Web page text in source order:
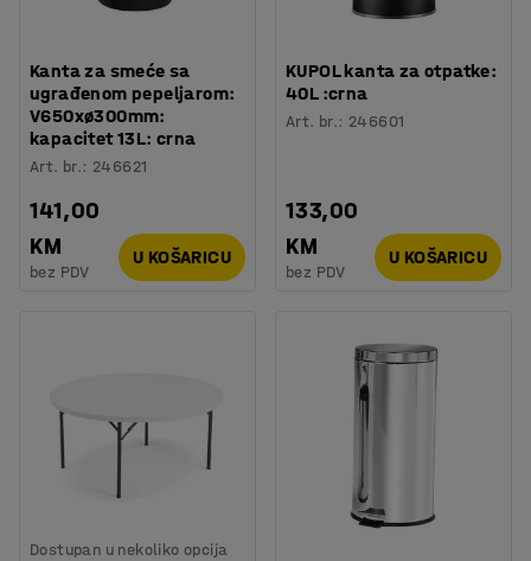
Kanta za smeće sa
ugrađenom pepeljarom:
V650xø300mm:
kapacitet 13L: crna
Art. br.: 246621
141,00
KM
bez PDV
U KOŠARICU
KUPOL kanta za otpatke:
40L :crna
Art. br.: 246601
133,00
KM
bez PDV
U KOŠARICU
Dostupan u nekoliko opcija